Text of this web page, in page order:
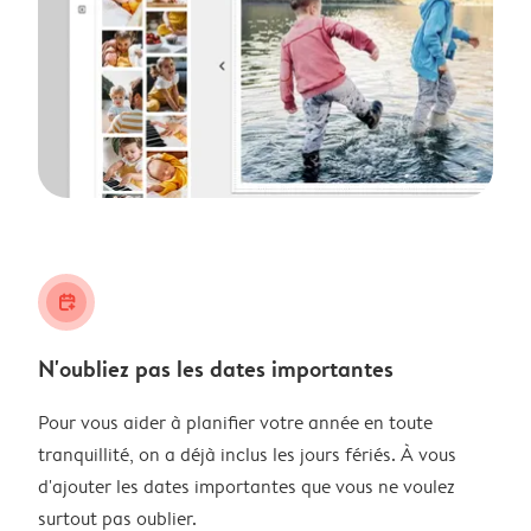
calendar_plus
N'oubliez pas les dates importantes
Pour vous aider à planifier votre année en toute
tranquillité, on a déjà inclus les jours fériés. À vous
d'ajouter les dates importantes que vous ne voulez
surtout pas oublier.